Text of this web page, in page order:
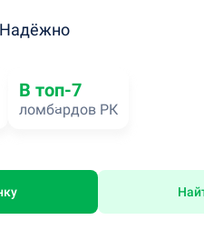
Надёжно
В топ-7
ломбардов РК